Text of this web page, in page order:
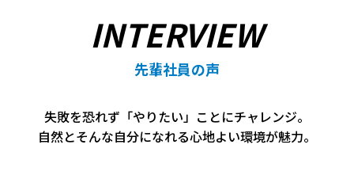
INTERVIEW
先輩社員の声
失敗を恐れず「やりたい」ことにチャレンジ。
自然とそんな自分になれる心地よい環境が魅力。